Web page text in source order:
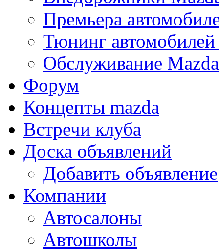
Премьера
Тюнинг
Обслуживание Mazda
Форум
Концепты mazda
Встречи клуба
Доска объявлений
Добавить объявление
Компании
Автосалоны
Автошколы